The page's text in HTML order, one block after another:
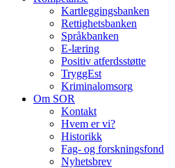
Kartleggingsbanken
Rettighetsbanken
Språkbanken
E-læring
Positiv atferdsstøtte
TryggEst
Kriminalomsorg
Om SOR
Kontakt
Hvem er vi?
Historikk
Fag- og forskningsfond
Nyhetsbrev